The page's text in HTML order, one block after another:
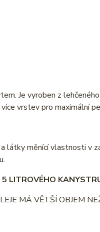
Je vyroben z
vrstev pro maximální
látky měnící vlastnosti v
LITROVÉHO
MÁ VĚTŠÍ OBJEM